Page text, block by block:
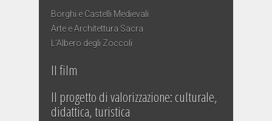
Borghi e Castelli Medievali
Arte e Architettura Sacra
L’Albero degli Zoccoli
Il film
Il progetto di valorizzazione: culturale,
didattica, turistica